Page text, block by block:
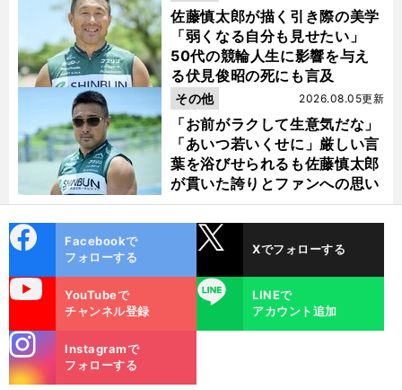
佐藤慎太郎が描く引き際の美学
「弱くなる自分も見せたい」
50代の競輪人生に影響を与え
る伏見俊昭の死にも言及
「お前がラクして生意気だな」
「あいつ若いくせに」厳しい言
葉を浴びせられるも佐藤慎太郎
が貫いた誇りとファンへの思い
2026.08.05更新
その他
ok
Facebookで
フォローする
Xでフォローする
YouTubeで
チャンネル登録
LINE
LINEで
アカウント追加
m
Instagramで
フォローする